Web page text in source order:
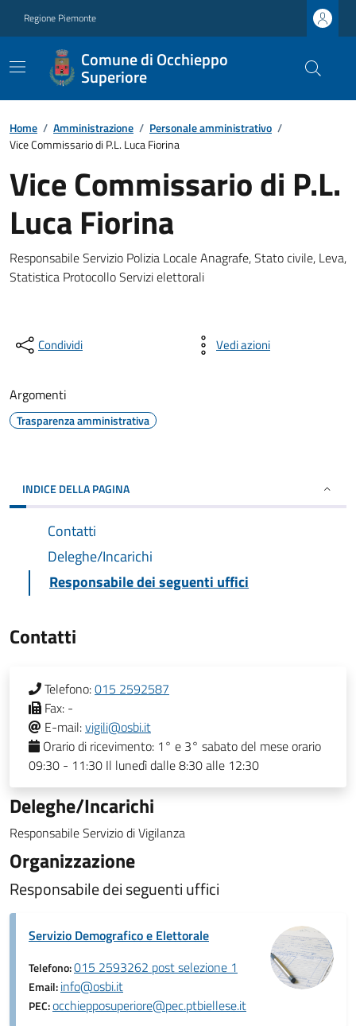
Regione Piemonte
Comune di Occhieppo
Superiore
Home / Amministrazione / Personale amministrativo /
Vice Commissario di P.L. Luca Fiorina
Vice Commissario di P.L.
Luca Fiorina
Responsabile Servizio Polizia Locale Anagrafe, Stato civile, Leva,
Statistica Protocollo Servizi elettorali
Condividi Vedi azioni
Argomenti
Trasparenza amministrativa
INDICE DELLA PAGINA
Contatti
Deleghe/Incarichi
Responsabile dei seguenti uffici
Contatti
Telefono:015 2592587
Fax: -
E-mail:vigili@osbi.it
Orario di ricevimento: 1° e 3° sabato del mese orario
09:30 - 11:30 Il lunedì dalle 8:30 alle 12:30
Deleghe/Incarichi
Responsabile Servizio di Vigilanza
Organizzazione
Responsabile dei seguenti uffici
Servizio Demografico e Elettorale
Telefono:015 2593262 post selezione 1
Email:info@osbi.it
PEC:occhiepposuperiore@pec.ptbiellese.it